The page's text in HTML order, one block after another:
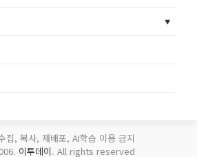
집, 복사, 재배포, AI학습 이용 금지
이투데이. All rights reserved